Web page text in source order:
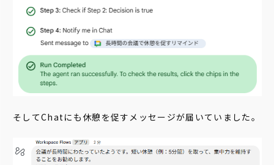
そしてChatにも休憩を促すメッセージが届いていました。